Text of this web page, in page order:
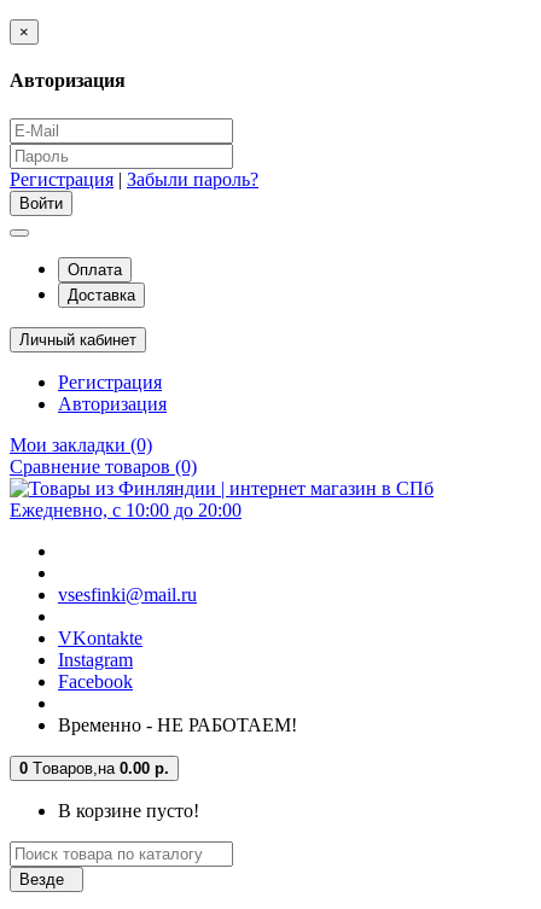
×
Авторизация
Регистрация | Забыли пароль?
Оплата
Доставка
Личный кабинет
Регистрация
Авторизация
Мои закладки (0)
Сравнение товаров (0)
Ежедневно, с 10:00 до 20:00
vsesfinki@mail.ru
VKontakte
Instagram
Facebook
Временно - НЕ РАБОТАЕМ!
0 Tоваров, на 0.00 р.
В корзине пусто!
Везде